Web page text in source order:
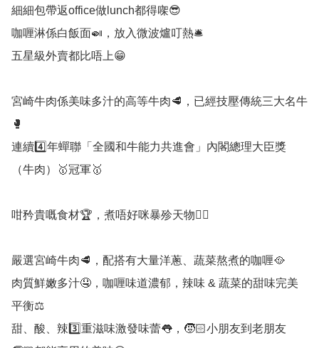
細細包帶返office做lunch都得㗎😎
咖喱淋係白飯面🍛，放入微波爐叮熱🛎️
五星級外賣都比唔上😁
宮崎牛肉係美味多汁的高等牛肉🥩，已經技壓傳統三大名牛
🥊
連續4️⃣年蟬聯「全國和牛能力共進會」內閣總理大臣獎
（牛肉）🥇冠軍🥇
咁矜貴嘅食材🏆，煮唔好咪暴殄天物🧟‍♀️
嚴選宮崎牛肉🥩，配搭有大量洋蔥、蔬菜熬煮的咖喱🥘
肉質鮮嫩多汁🤤，咖喱味道濃郁，辣味 & 蔬菜的甜味完美
平衡⚖️
甜、酸、辣3️⃣重滋味激發味蕾👅，🧒🏻小朋友到老朋友